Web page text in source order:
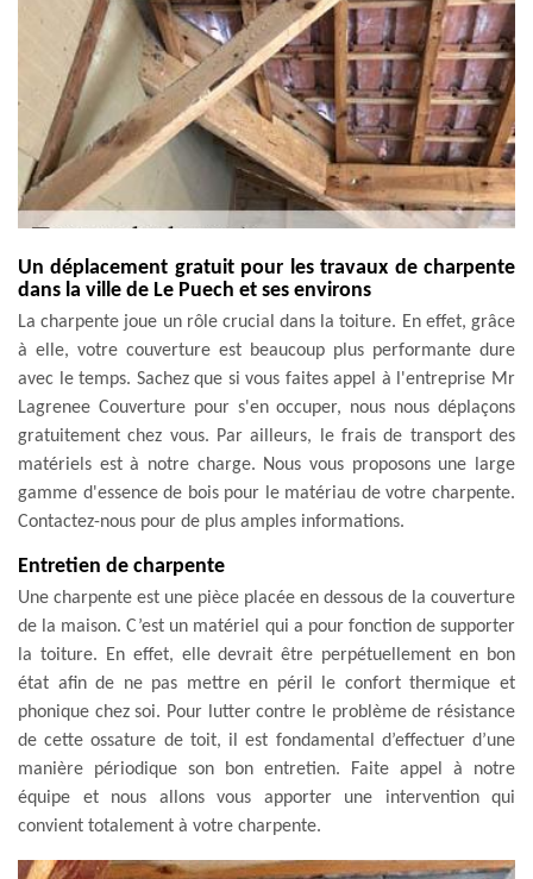
Un déplacement gratuit pour les travaux de charpente
dans la ville de Le Puech et ses environs
La charpente joue un rôle crucial dans la toiture. En effet, grâce
à elle, votre couverture est beaucoup plus performante dure
avec le temps. Sachez que si vous faites appel à l'entreprise Mr
Lagrenee Couverture pour s'en occuper, nous nous déplaçons
gratuitement chez vous. Par ailleurs, le frais de transport des
matériels est à notre charge. Nous vous proposons une large
gamme d'essence de bois pour le matériau de votre charpente.
Contactez-nous pour de plus amples informations.
Entretien de charpente
Une charpente est une pièce placée en dessous de la couverture
de la maison. C’est un matériel qui a pour fonction de supporter
la toiture. En effet, elle devrait être perpétuellement en bon
état afin de ne pas mettre en péril le confort thermique et
phonique chez soi. Pour lutter contre le problème de résistance
de cette ossature de toit, il est fondamental d’effectuer d’une
manière périodique son bon entretien. Faite appel à notre
équipe et nous allons vous apporter une intervention qui
convient totalement à votre charpente.